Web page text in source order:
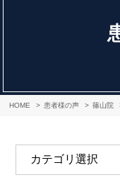
HOME 患者様の声 篠山院